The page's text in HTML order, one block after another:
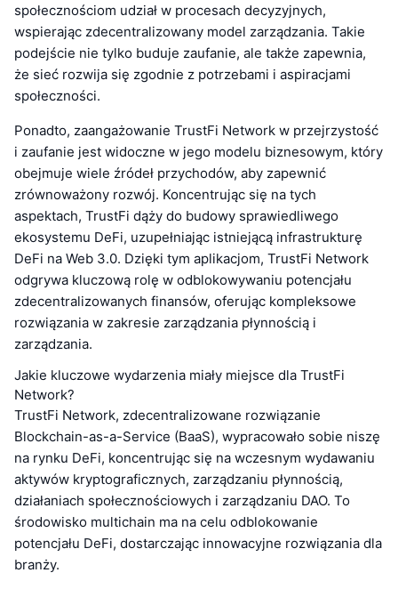
społecznościom udział w procesach decyzyjnych,
wspierając zdecentralizowany model zarządzania. Takie
podejście nie tylko buduje zaufanie, ale także zapewnia,
że sieć rozwija się zgodnie z potrzebami i aspiracjami
społeczności.
Ponadto, zaangażowanie TrustFi Network w przejrzystość
i zaufanie jest widoczne w jego modelu biznesowym, który
obejmuje wiele źródeł przychodów, aby zapewnić
zrównoważony rozwój. Koncentrując się na tych
aspektach, TrustFi dąży do budowy sprawiedliwego
ekosystemu DeFi, uzupełniając istniejącą infrastrukturę
DeFi na Web 3.0. Dzięki tym aplikacjom, TrustFi Network
odgrywa kluczową rolę w odblokowywaniu potencjału
zdecentralizowanych finansów, oferując kompleksowe
rozwiązania w zakresie zarządzania płynnością i
zarządzania.
Jakie kluczowe wydarzenia miały miejsce dla TrustFi
Network?
TrustFi Network, zdecentralizowane rozwiązanie
Blockchain-as-a-Service (BaaS), wypracowało sobie niszę
na rynku DeFi, koncentrując się na wczesnym wydawaniu
aktywów kryptograficznych, zarządzaniu płynnością,
działaniach społecznościowych i zarządzaniu DAO. To
środowisko multichain ma na celu odblokowanie
potencjału DeFi, dostarczając innowacyjne rozwiązania dla
branży.